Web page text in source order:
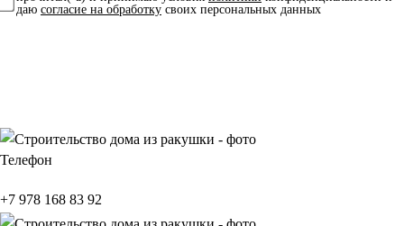
даю согласие на обработку своих персональных данных
Телефон
+7 978 168 83 92